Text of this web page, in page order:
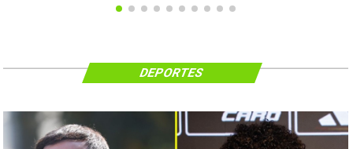
DEPORTES